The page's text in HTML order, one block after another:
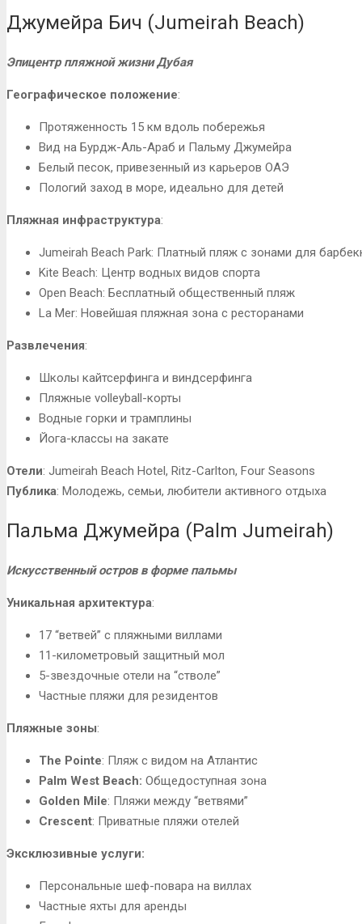
Джумейра Бич (Jumeirah Beach)
Эпицентр пляжной жизни Дубая
Географическое положение:
Протяженность 15 км вдоль побережья
Вид на Бурдж-Аль-Араб и Пальму Джумейра
Белый песок, привезенный из карьеров ОАЭ
Пологий заход в море, идеально для детей
Пляжная инфраструктура:
Jumeirah Beach Park: Платный пляж с зонами для
Kite Beach: Центр водных видов спорта
Open Beach: Бесплатный общественный пляж
La Mer: Новейшая пляжная зона с ресторанами
Развлечения:
Школы кайтсерфинга и виндсерфинга
Пляжные volleyball-корты
Водные горки и трамплины
Йога-классы на закате
Отели: Jumeirah Beach Hotel, Ritz-Carlton, Four Seasons
Публика: Молодежь, семьи, любители активного отдыха
Пальма Джумейра (Palm Jumeirah)
Искусственный остров в форме пальмы
Уникальная архитектура:
17 “ветвей” с пляжными виллами
11-километровый защитный мол
5-звездочные отели на “стволе”
Частные пляжи для резидентов
Пляжные зоны:
The Pointe: Пляж с видом на Атлантис
Palm West Beach: Общедоступная зона
Golden Mile: Пляжи между “ветвями”
Crescent: Приватные пляжи отелей
Эксклюзивные услуги:
Персональные шеф-повара на виллах
Частные яхты для аренды